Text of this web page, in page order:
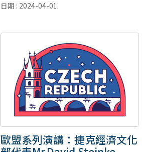
日期 : 2024-04-01
歐盟系列演講：捷克經濟文化